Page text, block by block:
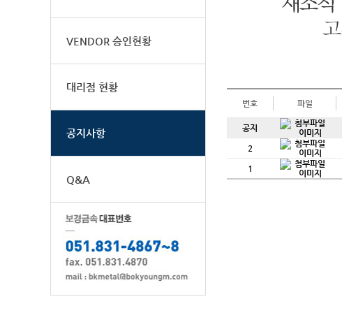
VENDOR 승인현황
대리점 현황
공지사항
Q&A
번호 파일
공지
2
1